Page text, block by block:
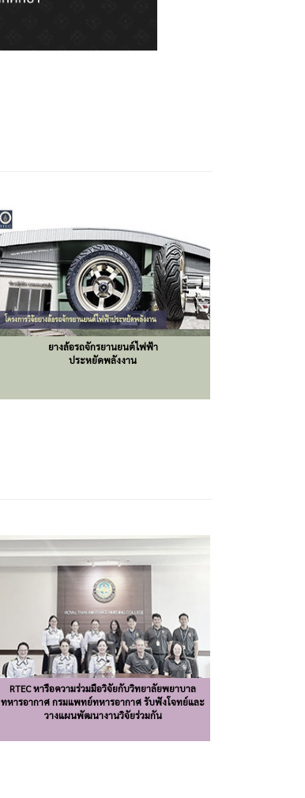
ยางล้อรถจักรยานยนต์ไฟฟ้า
ประหยัดพลังงาน
RTEC หารือความร่วมมือวิจัยกับวิทยาลัยพยาบาล
ทหารอากาศ กรมแพทย์ทหารอากาศ รับฟังโจทย์และ
วางแผนพัฒนางานวิจัยร่วมกัน